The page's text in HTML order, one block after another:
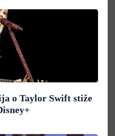
o Taylor Swift stiže